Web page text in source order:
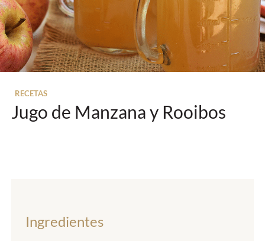
RECETAS
Jugo de Manzana y Rooibos
Ingredientes